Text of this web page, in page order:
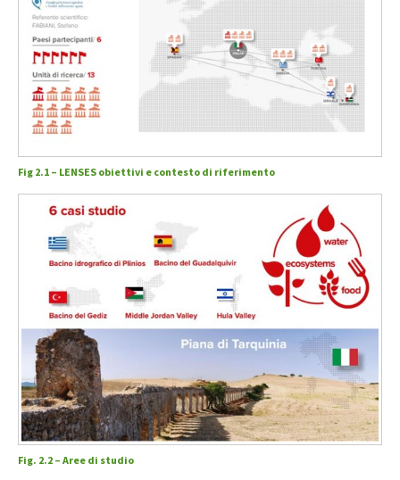
Fig 2.1 – LENSES obiettivi e contesto di riferimento
Fig. 2.2 – Aree di studio